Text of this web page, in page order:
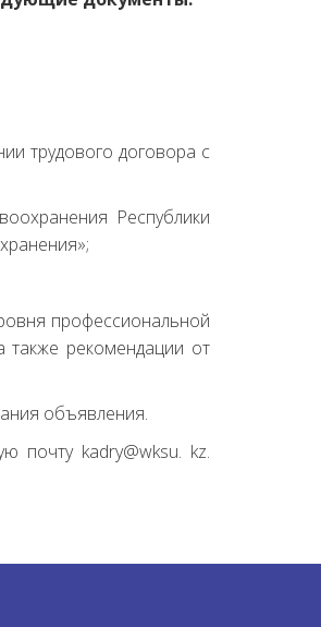
трудового договора с
Республики
профессиональной
также рекомендации от
объявления.
почту kadry@wksu. kz.